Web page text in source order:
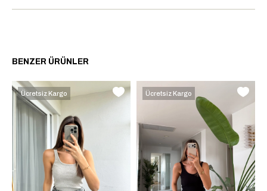
BENZER ÜRÜNLER
Ücretsiz Kargo Ücretsiz Kargo